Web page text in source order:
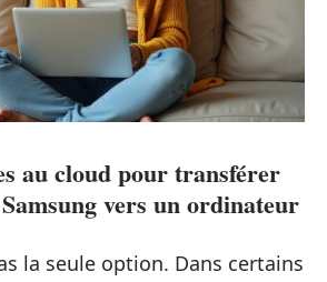
au cloud pour transférer
vers un ordinateur
la seule option. Dans certains